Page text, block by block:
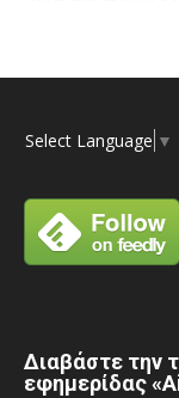
Select Language ▼
Διαβάστε την
εφημερίδας